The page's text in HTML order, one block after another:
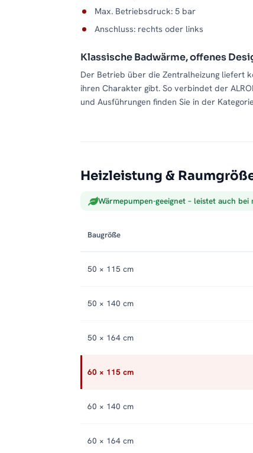
Max. Betriebsdruck: 5 bar
Anschluss: rechts oder links
Klassische Badwärme, offenes
Der Betrieb über die Zentralheizung liefert
ihren Charakter gibt. So verbindet der
und Ausführungen finden Sie in der Kategorie
Heizleistung &
Wärmepumpen-geeignet – leistet auch
Baugröße
50 × 115 cm
50 × 140 cm
50 × 164 cm
60 × 115 cm
60 × 140 cm
60 × 164 cm